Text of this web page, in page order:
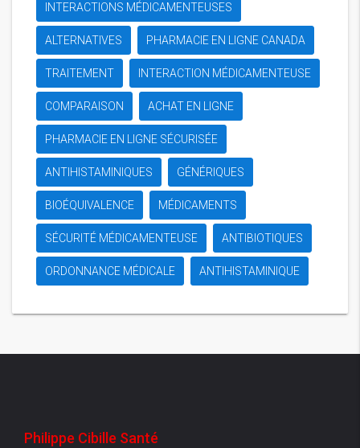
INTERACTIONS MÉDICAMENTEUSES
ALTERNATIVES PHARMACIE EN LIGNE CANADA
TRAITEMENT INTERACTION MÉDICAMENTEUSE
COMPARAISON ACHAT EN LIGNE
PHARMACIE EN LIGNE SÉCURISÉE
ANTIHISTAMINIQUES GÉNÉRIQUES
BIOÉQUIVALENCE MÉDICAMENTS
SÉCURITÉ MÉDICAMENTEUSE ANTIBIOTIQUES
ORDONNANCE MÉDICALE ANTIHISTAMINIQUE
Philippe Cibille Santé